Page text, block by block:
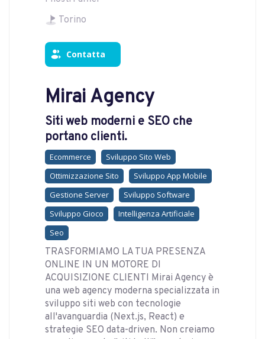
Torino
Contatta
Mirai Agency
Siti web moderni e SEO che
portano clienti.
Ecommerce
Sviluppo Sito Web
Ottimizzazione Sito
Sviluppo App Mobile
Gestione Server
Sviluppo Software
Sviluppo Gioco
Intelligenza Artificiale
Seo
TRASFORMIAMO LA TUA PRESENZA
ONLINE IN UN MOTORE DI
ACQUISIZIONE CLIENTI Mirai Agency è
una web agency moderna specializzata in
sviluppo siti web con tecnologie
all'avanguardia (Next.js, React) e
strategie SEO data-driven. Non creiamo